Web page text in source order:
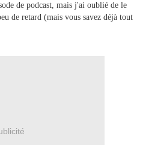
de podcast, mais j'ai oublié de le
de retard (mais vous savez déjà tout